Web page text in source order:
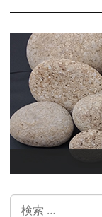
検